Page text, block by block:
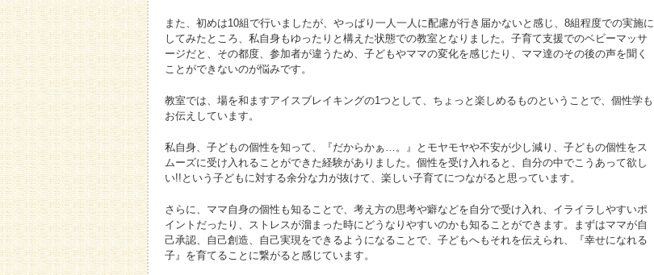
また、初めは10組で行いましたが、やっぱり一人一人に配慮が行き届かないと感じ、8組程度での実施に
してみたところ、私自身もゆったりと構えた状態での教室となりました。子育て支援でのベビーマッサ
ージだと、その都度、参加者が違うため、子どもやママの変化を感じたり、ママ達のその後の声を聞く
ことができないのが悩みです。
教室では、場を和ますアイスブレイキングの1つとして、ちょっと楽しめるものということで、個性学も
お伝えしています。
私自身、子どもの個性を知って、『だからかぁ…。』とモヤモヤや不安が少し減り、子どもの個性をス
ムーズに受け入れることができた経験がありました。個性を受け入れると、自分の中でこうあって欲し
い!!という子どもに対する余分な力が抜けて、楽しい子育てにつながると思っています。
さらに、ママ自身の個性も知ることで、考え方の思考や癖などを自分で受け入れ、イライラしやすいポ
イントだったり、ストレスが溜まった時にどうなりやすいのかも知ることができます。まずはママが自
己承認、自己創造、自己実現をできるようになることで、子どもへもそれを伝えられ、『幸せになれる
子』を育てることに繋がると感じています。